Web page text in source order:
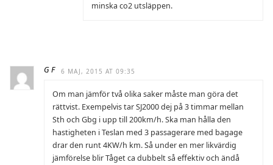
minska co2 utsläppen.
G F 6 MAJ, 2015 AT 09:35
Om man jämför två olika saker måste man göra det
rättvist. Exempelvis tar SJ2000 dej på 3 timmar mellan
Sth och Gbg i upp till 200km/h. Ska man hålla den
hastigheten i Teslan med 3 passagerare med bagage
drar den runt 4KW/h km. Så under en mer likvärdig
jämförelse blir Tåget ca dubbelt så effektiv och ändå